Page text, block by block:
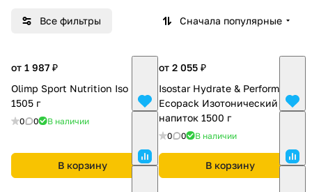
Все фильтры Сначала популярные
от 1 987 ₽
Olimp Sport Nutrition Iso Plus
1505 г
0 0 В наличии
В корзину
от 2 055 ₽
Isostar Hydrate & Perform
Ecopack Изотонический
напиток 1500 г
0 0 В наличии
В корзину